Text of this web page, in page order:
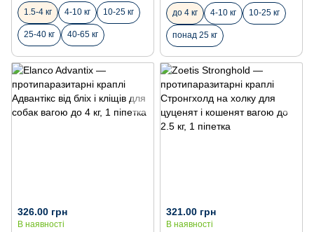
1.5-4 кг 4-10 кг 10-25 кг
25-40 кг 40-65 кг
до 4 кг 4-10 кг 10-25 кг
понад 25 кг
326.00 грн
В наявності
321.00 грн
В наявності